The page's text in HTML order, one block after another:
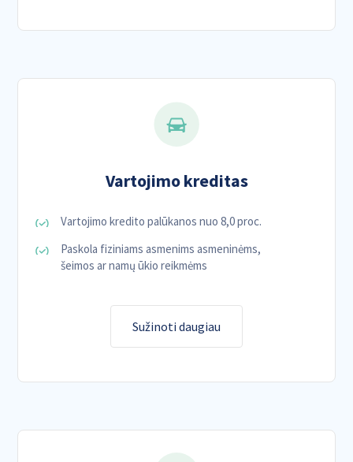
Vartojimo kreditas
Vartojimo kredito palūkanos nuo 8,0 proc.
Paskola fiziniams asmenims asmeninėms,
šeimos ar namų ūkio reikmėms
Sužinoti daugiau